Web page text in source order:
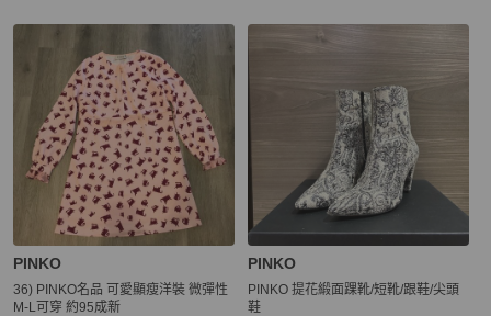
PINKO
36) PINKO名品 可愛顯瘦洋裝 微彈性
M-L可穿 約95成新
PINKO
PINKO 提花緞面踝靴/短靴/跟鞋/尖頭
鞋